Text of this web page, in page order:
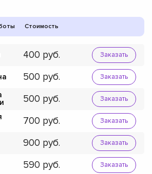
Стоимость
400 Заказать
500 Заказать
500 Заказать
700 Заказать
900 Заказать
590 Заказать